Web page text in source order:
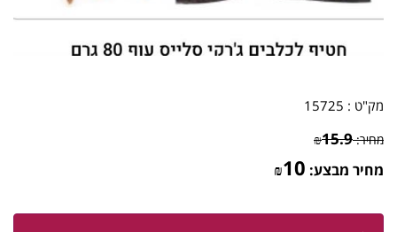
מק"ט : 15725
מחיר: ₪15.9
מחיר מבצע: ₪10